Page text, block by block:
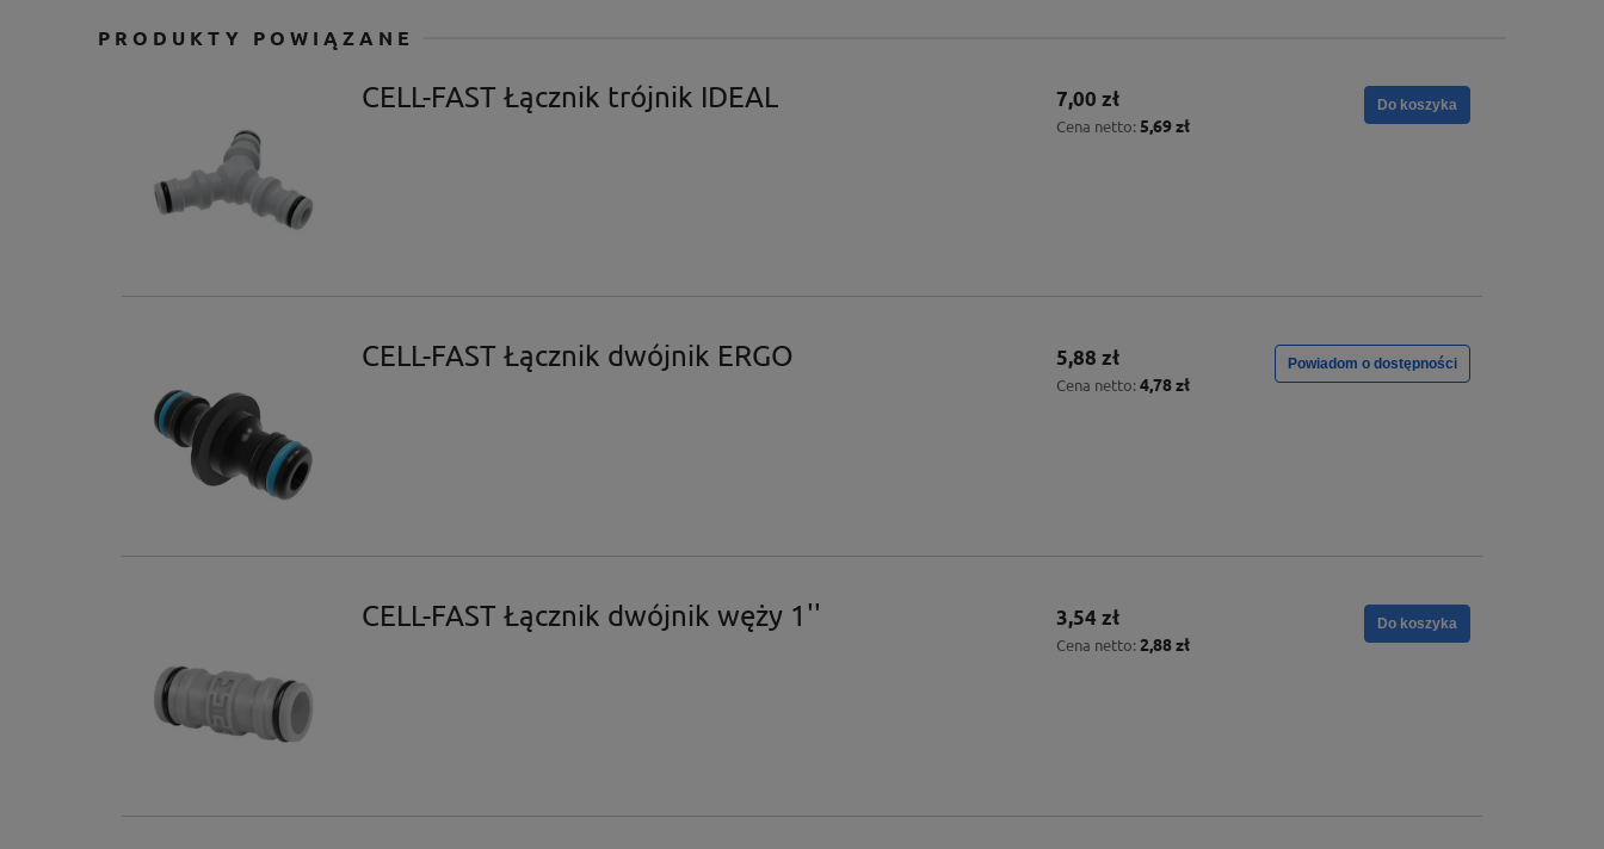
PRODUKTY POWIĄZANE
CELL-FAST Łącznik trójnik IDEAL 7,00 zł
Cena netto: 5,69 zł
Do koszyka
CELL-FAST Łącznik dwójnik ERGO 5,88 zł
Cena netto: 4,78 zł
Powiadom o dostępności
CELL-FAST Łącznik dwójnik węży 1'' 3,54 zł
Cena netto: 2,88 zł
Do koszyka